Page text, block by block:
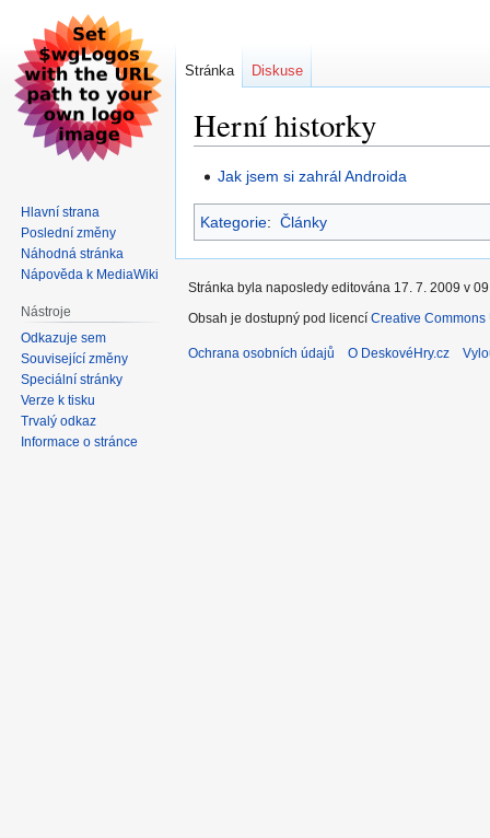
Herní historky
Skočit
na
navigaci
Skočit
na
vyhledávání
Jak jsem si zahrál Androida
Kategorie: Články
Stránka Diskuse
Hlavní strana
Poslední změny
Náhodná stránka
Nápověda k MediaWiki
Nástroje
Odkazuje sem
Související změny
Speciální stránky
Verze k tisku
Trvalý odkaz
Informace o stránce
Stránka byla naposledy editována 17. 7. 2009 v
Obsah je dostupný pod licencí Creative
Ochrana osobních údajů O DeskovéHry.cz